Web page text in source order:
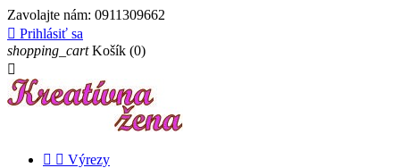
Zavolajte nám: 0911309662
 Prihlásiť sa
shopping_cart Košík (0)

  Výrezy